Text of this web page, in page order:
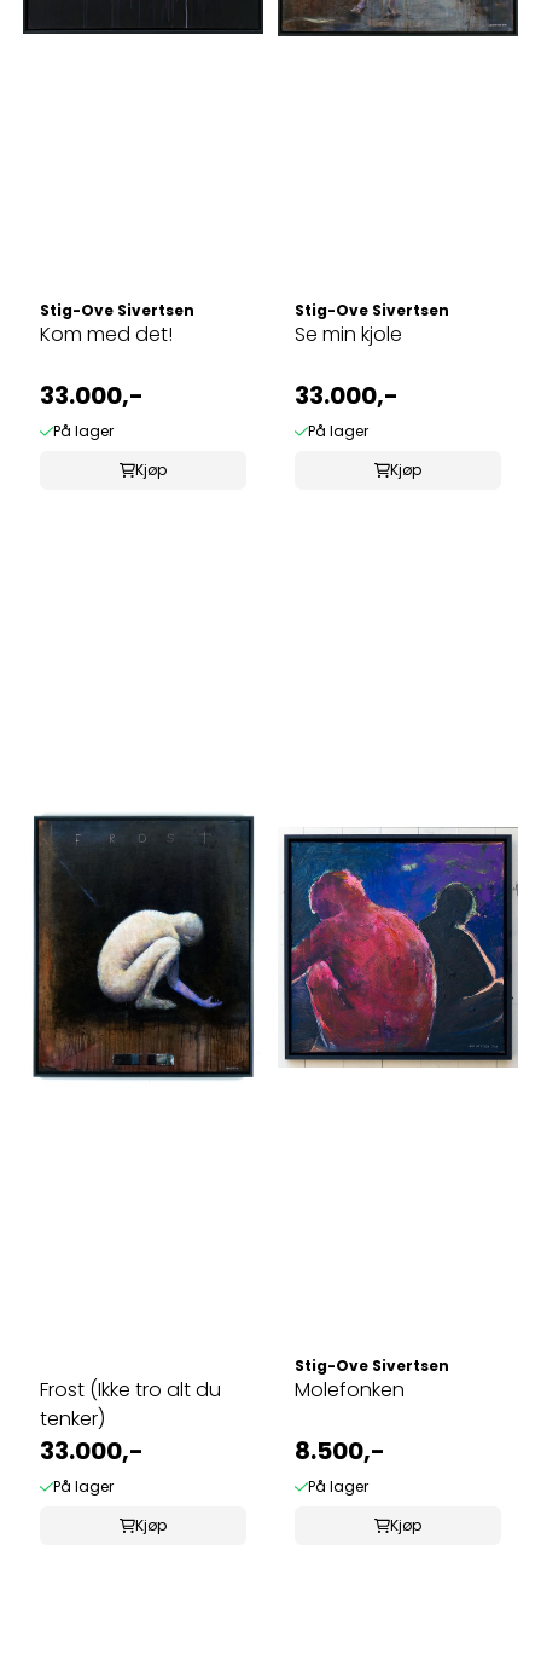
Stig-Ove Sivertsen
Kom med det!
33.000,-
På lager
Kjøp
Stig-Ove Sivertsen
Se min kjole
33.000,-
På lager
Kjøp
Frost (Ikke tro alt du
tenker)
33.000,-
På lager
Kjøp
Stig-Ove Sivertsen
Molefonken
8.500,-
På lager
Kjøp